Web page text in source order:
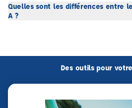
Quelles sont les différences entre
A ?
Des outils pour